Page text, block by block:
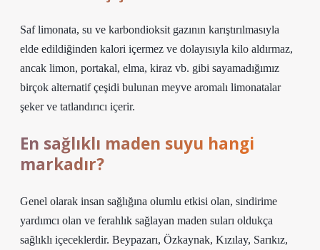
Saf limonata, su ve karbondioksit gazının karıştırılmasıyla
elde edildiğinden kalori içermez ve dolayısıyla kilo aldırmaz,
ancak limon, portakal, elma, kiraz vb. gibi sayamadığımız
birçok alternatif çeşidi bulunan meyve aromalı limonatalar
şeker ve tatlandırıcı içerir.
En sağlıklı maden suyu hangi
markadır?
Genel olarak insan sağlığına olumlu etkisi olan, sindirime
yardımcı olan ve ferahlık sağlayan maden suları oldukça
sağlıklı içeceklerdir. Beypazarı, Özkaynak, Kızılay, Sarıkız,